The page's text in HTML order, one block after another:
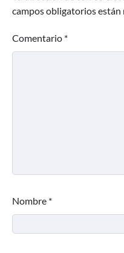
campos obligatorios están
Comentario *
Nombre *